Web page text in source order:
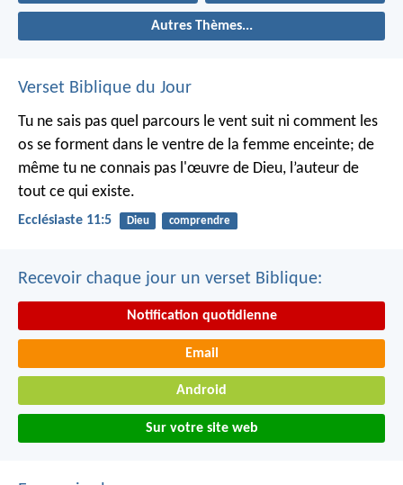
Autres Thèmes...
Verset Biblique du Jour
Tu ne sais pas quel parcours le vent suit ni comment les
os se forment dans le ventre de la femme enceinte; de
même tu ne connais pas l'œuvre de Dieu, l’auteur de
tout ce qui existe.
Ecclésiaste 11:5 Dieu comprendre
Recevoir chaque jour un verset Biblique:
Notification quotidienne
Email
Android
Sur votre site web